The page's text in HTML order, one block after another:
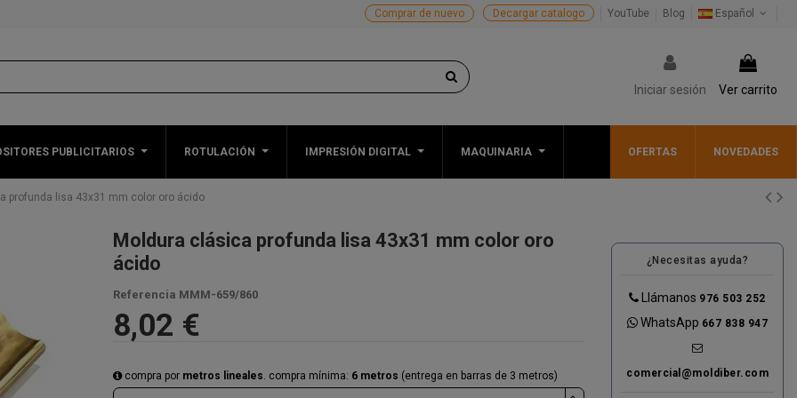
Español
Blog
YouTube
Decargar catalogo
Comprar de nuevo
Iniciar sesión Ver carrito
PUBLICITARIOS ROTULACIÓN IMPRESIÓN DIGITAL MAQUINARIA OFERTAS NOVEDADES
profunda lisa 43x31 mm color oro ácido
Moldura clásica profunda lisa 43x31 mm color oro
ácido
Referencia MMM-659/860
8,02 €
compra por metros lineales. compra mínima: 6 metros (entrega en barras de 3 metros)
¿Necesitas ayuda?
Llámanos 976 503 252
WhatsApp 667 838 947
comercial@moldiber.com